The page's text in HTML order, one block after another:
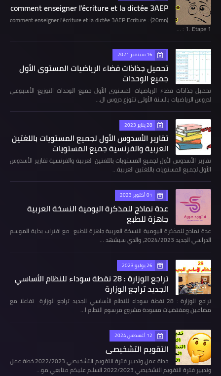
comment enseigner l'écriture et la dictée 3AEP
comment enseigner l'écriture et la dictée 3AEP Ecriture : (20mn)
1. Etape 1 : …
16 سبتمبر 2021
تحميل جذاذات فضاء الرياضيات المستوى الأول
جميع الوحدات
تحميل جذاذات فضاء الرياضيات المستوى الأول جميع الوحدات التوزيع الأسبوعي
لدروس الرياضيات بالسنة الأولى تتوزع دروس ال…
28 يناير 2023
تقارير الأسدوس الأول لجميع المستويات باللغتين
العربية والفرنسية جميع المستويات
تقارير الأسدوس الأول لجميع المستويات باللغتين العربية والفرنسية تقارير الأسدوس
الأول لجميع المستويات باللغتين العربية…
01 أكتوبر 2023
عدة نماذج للمذكرة اليومية النسخة العربية
جاهزة للطبع
عدة نماذج للمذكرة اليومية النسخة العربية جاهزة للطبع مع اقتراب بداية الموسم
الدراسي الجديد 2024/2023، والذي سيشهد …
26 يوليو 2023
تراجع الوزارة : 28 نقطة سوداء للنظام الأساسي
الجديد تراجع الوزارة
تراجع الوزارة : 28 نقطة سوداء للنظام الأساسي الجديد تراجع الوزارة تفاعلا مع
مضامين ومقتضيات مسودة مشروع مرسوم النظام ا…
12 أغسطس 2024
التقويم التشخيصي
خطة عمل وتدبير فترة التقويم التشخيصي 2022/2023 خطة عمل
وتدبير فترة التقويم التشخيصي 2022/2023 السلام عليكم متابعي مو…